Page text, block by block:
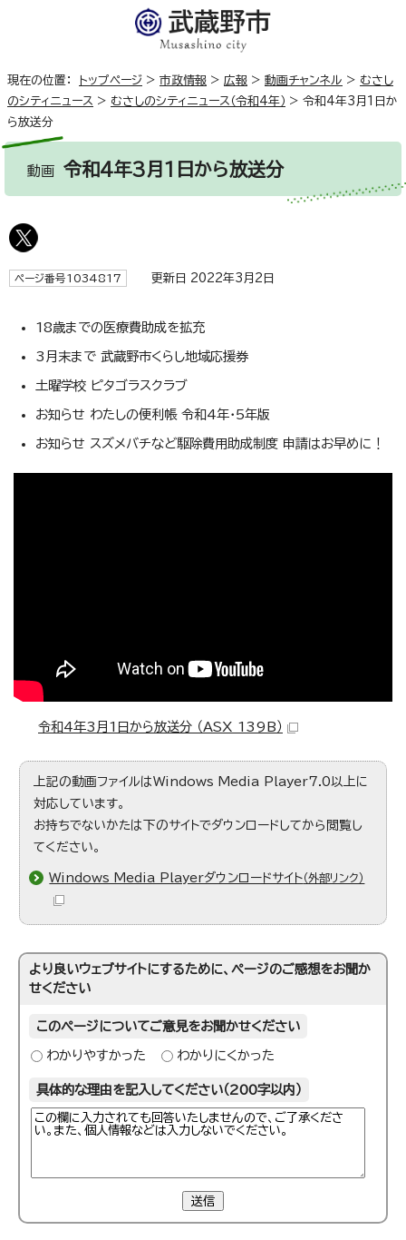
現在の位置： トップページ > 市政情報 > 広報 > 動画チャンネル > むさし
のシティニュース > むさしのシティニュース（令和4年） > 令和4年3月1日か
ら放送分
動画 令和4年3月1日から放送分
ページ番号1034817 更新日 2022年3月2日
18歳までの医療費助成を拡充
3月末まで 武蔵野市くらし地域応援券
土曜学校 ピタゴラスクラブ
お知らせ わたしの便利帳 令和4年・5年版
お知らせ スズメバチなど駆除費用助成制度 申請はお早めに！
令和4年3月1日から放送分 （ASX 139B）
上記の動画ファイルはWindows Media Player7.0以上に
対応しています。
お持ちでないかたは下のサイトでダウンロードしてから閲覧し
てください。
Windows Media Playerダウンロードサイト（外部リンク）
より良いウェブサイトにするために、ページのご感想をお聞か
せください
このページについてご意見をお聞かせください
わかりやすかった わかりにくかった
具体的な理由を記入してください（200字以内）
送信